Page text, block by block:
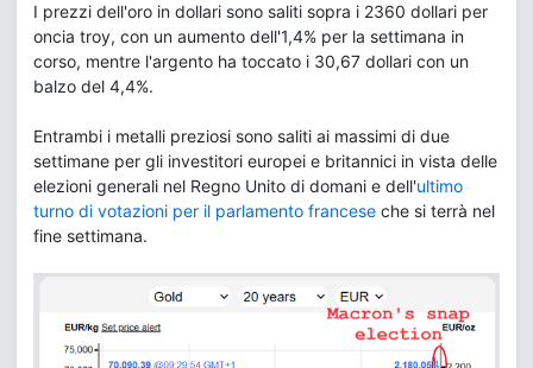
I prezzi dell'oro in dollari sono saliti sopra i 2360 dollari per
oncia troy, con un aumento dell'1,4% per la settimana in
corso, mentre l'argento ha toccato i 30,67 dollari con un
balzo del 4,4%.
Entrambi i metalli preziosi sono saliti ai massimi di due
settimane per gli investitori europei e britannici in vista delle
elezioni generali nel Regno Unito di domani e dell'ultimo
turno di votazioni per il parlamento francese che si terrà nel
fine settimana.